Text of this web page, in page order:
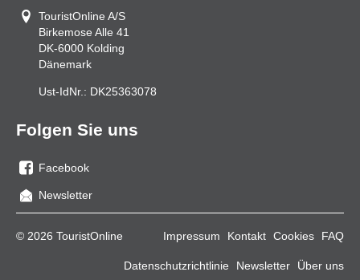
TouristOnline A/S
Birkemose Alle 41
DK-6000 Kolding
Dänemark
Ust-IdNr.: DK25363078
Folgen Sie uns
Sie
uns
Facebook
Facebook
Newsletter
© 2026 TouristOnline Impressum Kontakt Cookies FAQ
Datenschutzrichtlinie Newsletter Über uns